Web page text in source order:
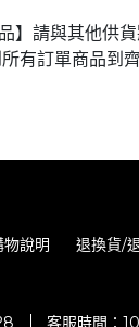
】請與其他供
有訂單商品到
物說明 退換貨/
客服時間：